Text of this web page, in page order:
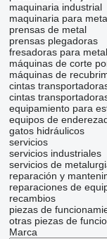
maquinaria industrial
maquinaria para
prensas de metal
prensas plegadoras
fresadoras para metal
máquinas de corte
máquinas de
cintas
cintas
equipamiento para
equipos de
gatos hidráulicos
servicios
servicios industriales
servicios de
reparación y
reparaciones de
recambios
piezas de
otras piezas de
Marca